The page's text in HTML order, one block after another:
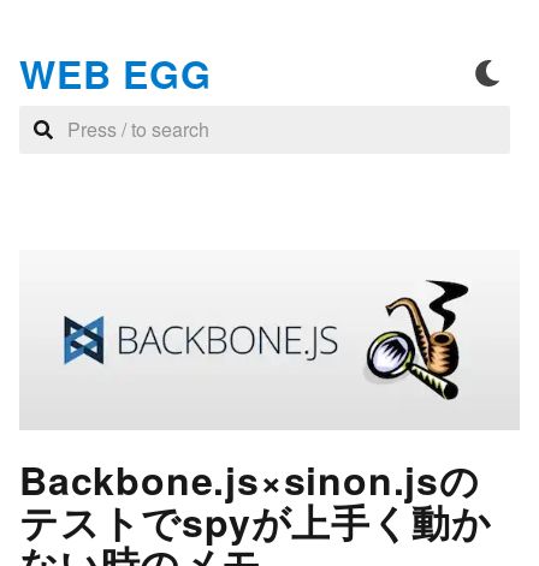
WEB EGG
Backbone.js×sinon.jsの
テストでspyが上手く動か